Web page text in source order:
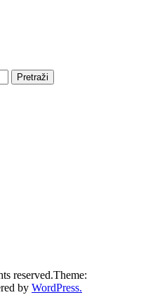
reserved.Theme:
by WordPress.